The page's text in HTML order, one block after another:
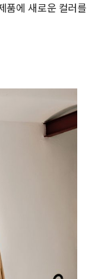
품에 새로운 컬러를